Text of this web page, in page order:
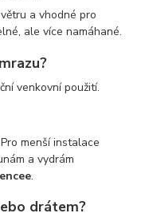
a vhodné pro
ale více namáhané.
venkovní použití.
menší instalace
a vydrám
.
drátem?